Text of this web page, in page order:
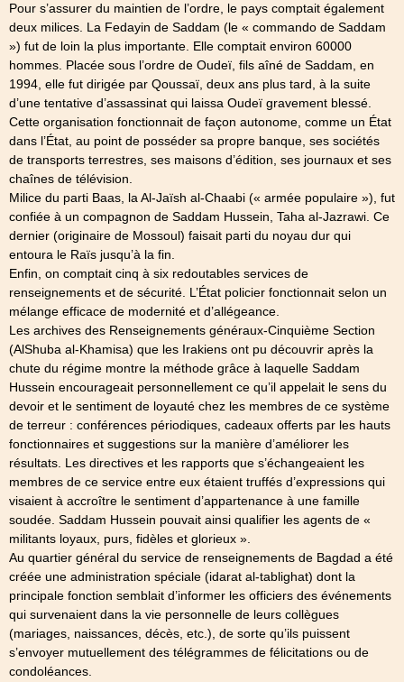
Pour s’assurer du maintien de l’ordre, le pays comptait également
deux milices. La Fedayin de Saddam (le « commando de Saddam
») fut de loin la plus importante. Elle comptait environ 60000
hommes. Placée sous l’ordre de Oudeï, fils aîné de Saddam, en
1994, elle fut dirigée par Qoussaï, deux ans plus tard, à la suite
d’une tentative d’assassinat qui laissa Oudeï gravement blessé.
Cette organisation fonctionnait de façon autonome, comme un État
dans l’État, au point de posséder sa propre banque, ses sociétés
de transports terrestres, ses maisons d’édition, ses journaux et ses
chaînes de télévision.
Milice du parti Baas, la Al-Jaïsh al-Chaabi (« armée populaire »), fut
confiée à un compagnon de Saddam Hussein, Taha al-Jazrawi. Ce
dernier (originaire de Mossoul) faisait parti du noyau dur qui
entoura le Raïs jusqu’à la fin.
Enfin, on comptait cinq à six redoutables services de
renseignements et de sécurité. L’État policier fonctionnait selon un
mélange efficace de modernité et d’allégeance.
Les archives des Renseignements généraux-Cinquième Section
(AlShuba al-Khamisa) que les Irakiens ont pu découvrir après la
chute du régime montre la méthode grâce à laquelle Saddam
Hussein encourageait personnellement ce qu’il appelait le sens du
devoir et le sentiment de loyauté chez les membres de ce système
de terreur : conférences périodiques, cadeaux offerts par les hauts
fonctionnaires et suggestions sur la manière d’améliorer les
résultats. Les directives et les rapports que s’échangeaient les
membres de ce service entre eux étaient truffés d’expressions qui
visaient à accroître le sentiment d’appartenance à une famille
soudée. Saddam Hussein pouvait ainsi qualifier les agents de «
militants loyaux, purs, fidèles et glorieux ».
Au quartier général du service de renseignements de Bagdad a été
créée une administration spéciale (idarat al-tablighat) dont la
principale fonction semblait d’informer les officiers des événements
qui survenaient dans la vie personnelle de leurs collègues
(mariages, naissances, décès, etc.), de sorte qu’ils puissent
s’envoyer mutuellement des télégrammes de félicitations ou de
condoléances.